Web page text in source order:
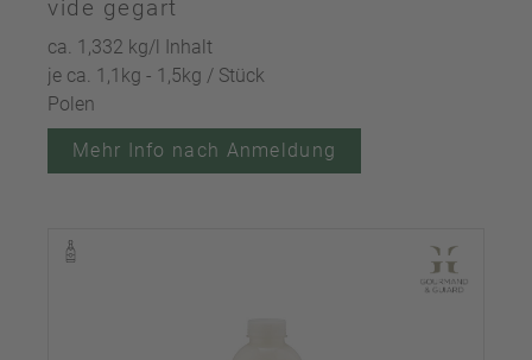
vide gegart
ca. 1,332 kg/l Inhalt
je ca. 1,1kg - 1,5kg / Stück
Polen
Mehr Info nach Anmeldung